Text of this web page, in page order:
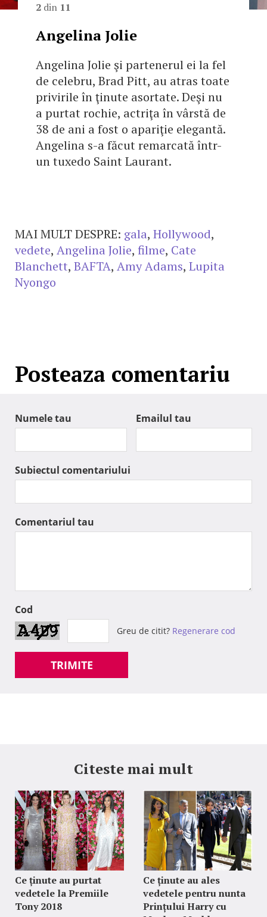
2 din 11
Angelina Jolie
Angelina Jolie şi partenerul ei la fel
de celebru, Brad Pitt, au atras toate
privirile în ţinute asortate. Deşi nu
a purtat rochie, actriţa în vârstă de
38 de ani a fost o apariţie elegantă.
Angelina s-a făcut remarcată într-
un tuxedo Saint Laurant.
MAI MULT DESPRE: gala, Hollywood,
vedete, Angelina Jolie, filme, Cate
Blanchett, BAFTA, Amy Adams, Lupita
Nyongo
Posteaza comentariu
Numele tau Emailul tau
Subiectul comentariului
Comentariul tau
Cod
Greu de citit? Regenerare cod
TRIMITE
Citeste mai mult
Ce ținute au purtat
vedetele la Premiile
Tony 2018
Ce ținute au ales
vedetele pentru nunta
Prințului Harry cu